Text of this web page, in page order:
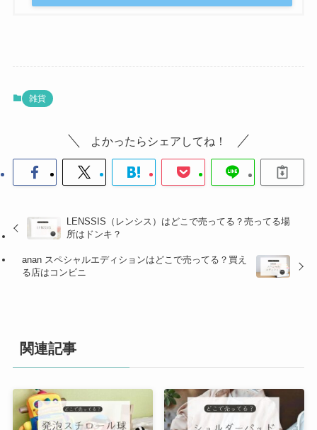
雑貨
よかったらシェアしてね！
LENSSIS（レンシス）はどこで売ってる？売ってる場
所はドンキ？
anan スペシャルエディションはどこで売ってる？買え
る店はコンビニ
関連記事